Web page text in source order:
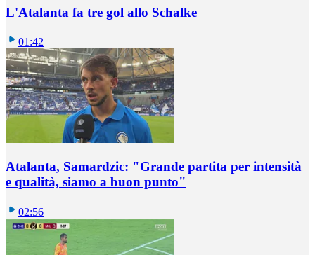
L'Atalanta fa tre gol allo Schalke
01:42
Atalanta, Samardzic: "Grande partita per intensità
e qualità, siamo a buon punto"
02:56